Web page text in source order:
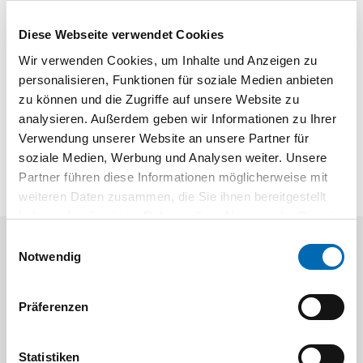
Diese Webseite verwendet Cookies
Wir verwenden Cookies, um Inhalte und Anzeigen zu
personalisieren, Funktionen für soziale Medien anbieten
zu können und die Zugriffe auf unsere Website zu
analysieren. Außerdem geben wir Informationen zu Ihrer
Verwendung unserer Website an unsere Partner für
soziale Medien, Werbung und Analysen weiter. Unsere
Partner führen diese Informationen möglicherweise mit
weiteren Daten zusammen, die Sie ihnen bereitgestellt
haben oder die sie im Rahmen Ihrer Nutzung der Dienste
Notwendig
Präferenzen
Statistiken
Technische Daten
Produktart Blindzylinder
Produktbeschreibung
aus Zinkdruckguss, stufenlos verstellbar.
Aktuelle Angebote